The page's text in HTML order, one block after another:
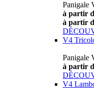
Panigale
à partir
à partir
V4
Panigale
à partir
V4